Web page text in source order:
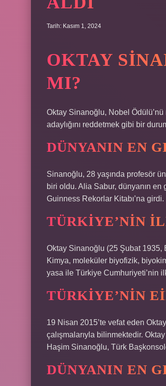
Tarih: Kasım 1, 2024
OKTAY
MI?
Oktay Sinanoğlu, Nobel
adaylığını reddetmek gibi bir
DÜNYANIN EN
Sinanoğlu, 28 yaşında profesör
biri oldu. Alia Sabur, dünyanın en
Guinness Rekorlar Kitabı’na girdi.
TÜRKIYE’NIN
Oktay Sinanoğlu (25 Şubat 1935,
Kimya, moleküler biyofizik,
yasa ile Türkiye Cumhuriyeti’nin
TÜRKIYE’NIN
19 Nisan 2015’te vefat eden
çalışmalarıyla bilinmektedir.
Haşim Sinanoğlu, Türk
DÜNYANIN EN